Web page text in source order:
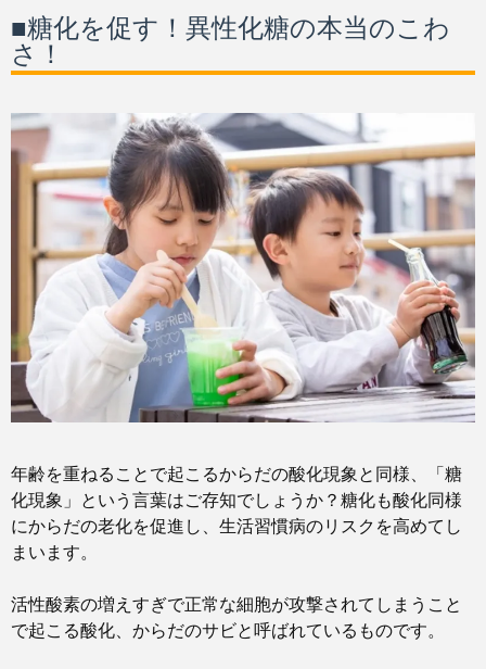
■糖化を促す！異性化糖の本当のこわ
さ！
年齢を重ねることで起こるからだの酸化現象と同様、「糖
化現象」という言葉はご存知でしょうか？糖化も酸化同様
にからだの老化を促進し、生活習慣病のリスクを高めてし
まいます。
活性酸素の増えすぎで正常な細胞が攻撃されてしまうこと
で起こる酸化、からだのサビと呼ばれているものです。